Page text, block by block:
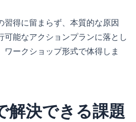
習得に留まらず、本質的な原因
可能なアクションプランに落とし
ークショップ形式で体得しま
解決できる課題